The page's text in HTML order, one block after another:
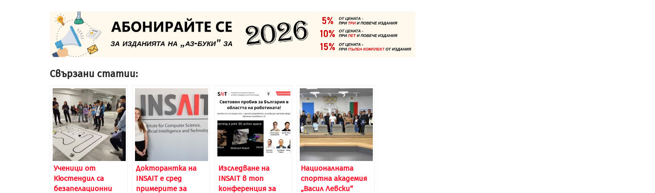
Свързани статии:
Ученици от
Кюстендил са
безапелационни
Докторантка на
INSAIT е сред
примерите за
Изследване на
INSAIT в топ
конференция за
Националната
спортна академия
„Васил Левски“